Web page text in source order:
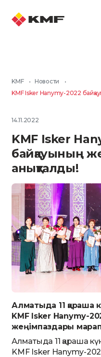
KMF • Новости
•
KMF Isker Hanymy-2022
14.11.2022
KMF Isker
байқауының
анықталды!
Алматыда 11 қараша
KMF Isker Hanymy-
жеңімпаздары
Алматыда 11 қараша
KMF Isker Hanymy-